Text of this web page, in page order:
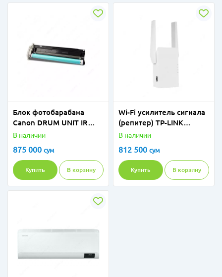
Блок фотобарабана
Canon DRUM UNIT IR
2018/2022/25/30 (61k)
В наличии
875 000 сум
Купить В корзину
Wi-Fi усилитель сигнала
(репитер) TP-LINK
RE705X AX3000
В наличии
812 500 сум
Купить В корзину